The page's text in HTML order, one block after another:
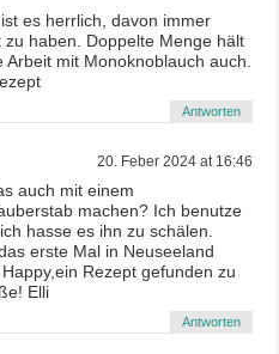
es herrlich, davon immer
zu haben. Doppelte Menge hält
mit Monoknoblauch auch.
Antworten
20. Feber 2024 at 16:46
auch mit einem
machen? Ich benutze
hasse es ihn zu schälen.
erste Mal in Neuseeland
Rezept gefunden zu
Elli
Antworten